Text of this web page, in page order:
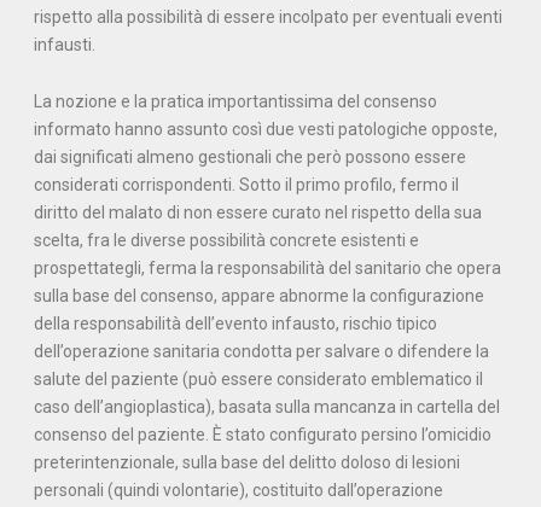
rispetto alla possibilità di essere incolpato per eventuali eventi
infausti.
La nozione e la pratica importantissima del consenso
informato hanno assunto così due vesti patologiche opposte,
dai significati almeno gestionali che però possono essere
considerati corrispondenti. Sotto il primo profilo, fermo il
diritto del malato di non essere curato nel rispetto della sua
scelta, fra le diverse possibilità concrete esistenti e
prospettategli, ferma la responsabilità del sanitario che opera
sulla base del consenso, appare abnorme la configurazione
della responsabilità dell’evento infausto, rischio tipico
dell’operazione sanitaria condotta per salvare o difendere la
salute del paziente (può essere considerato emblematico il
caso dell’angioplastica), basata sulla mancanza in cartella del
consenso del paziente. È stato configurato persino l’omicidio
preterintenzionale, sulla base del delitto doloso di lesioni
personali (quindi volontarie), costituito dall’operazione